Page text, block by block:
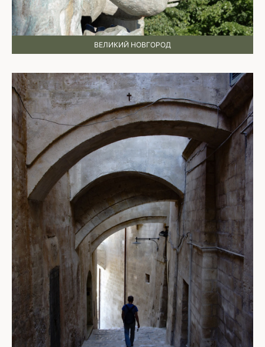
ВЕЛИКИЙ НОВГОРОД